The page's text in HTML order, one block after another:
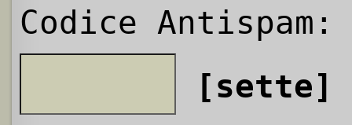
Codice Antispam:
[sette]